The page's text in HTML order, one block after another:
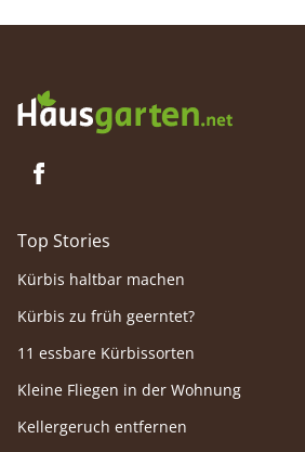
Top Stories
Kürbis haltbar machen
Kürbis zu früh geerntet?
11 essbare Kürbissorten
Kleine Fliegen in der Wohnung
Kellergeruch entfernen